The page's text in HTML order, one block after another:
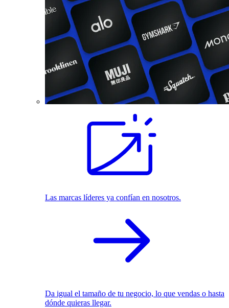
Las marcas líderes ya confían en nosotros.
Da igual el tamaño de tu negocio, lo que vendas o hasta
dónde quieras llegar.